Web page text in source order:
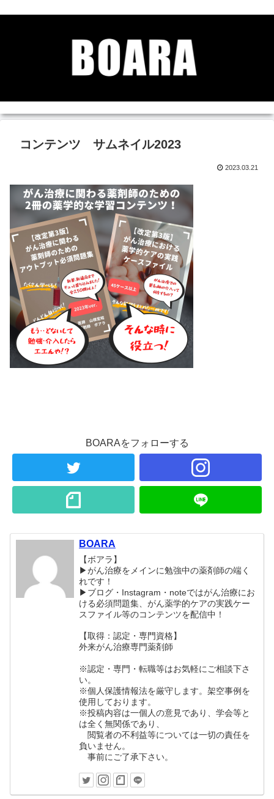
コンテンツ サムネイル2023
2023.03.21
BOARAをフォローする
BOARA
【ボアラ】
▶がん治療をメインに勉強中の薬剤師の端く
れです！
▶︎ブログ・Instagram・noteではがん治療にお
ける必須問題集、がん薬学的ケアの実践ケー
スファイル等のコンテンツを配信中！
【取得：認定・専門資格】
外来がん治療専門薬剤師
※認定・専門・転職等はお気軽にご相談下さ
い。
※個人保護情報法を厳守します。架空事例を
使用しております。
※投稿内容は一個人の意見であり、学会等と
は全く無関係であり、
閲覧者の不利益等については一切の責任を
負いません。
事前にご了承下さい。